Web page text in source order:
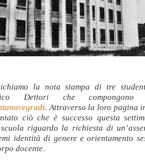
la nota stampa di tre
Dettori che
. Attraverso la loro pagina
ciò che è successo questa
riguardo la richiesta di
identità di genere e orientamento
docente.